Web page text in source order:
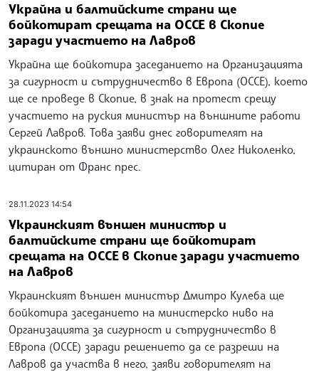
Украйна и балтийските страни ще
бойкотират срещата на ОССЕ в Скопие
заради участието на Лавров
Украйна ще бойкотира заседанието на Организацията
за сигурност и сътрудничество в Европа (ОССЕ), което
ще се проведе в Скопие, в знак на протест срещу
участието на руския министър на външните работи
Сергей Лавров. Това заяви днес говорителят на
украинското външно министерство Олег Николенко,
цитиран от Франс прес.
28.11.2023 14:54
Украинският външен министър и
балтийските страни ще бойкотират
срещата на ОССЕ в Скопие заради участието
на Лавров
Украинският външен министър Дмитро Кулеба ще
бойкотира заседанието на министерско ниво на
Организацията за сигурност и сътрудничество в
Европа (ОССЕ) заради решението да се разреши на
Лавров да участва в него, заяви говорителят на